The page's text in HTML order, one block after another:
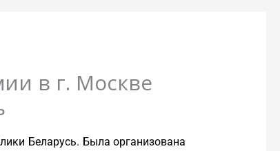
в г. Москве
Беларусь. Была организована